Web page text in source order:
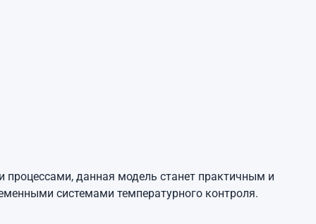
процессами, данная модель станет практичным и
системами температурного контроля.